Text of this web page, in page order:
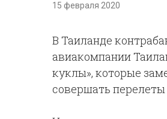
15 февраля 2020
В Таиланде
авиакомпании
куклы», которые
совершать